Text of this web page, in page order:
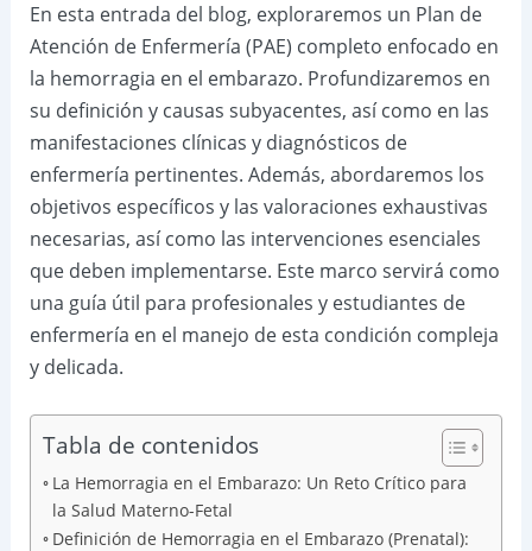
En esta entrada del blog, exploraremos un Plan de
Atención de Enfermería (PAE) completo enfocado en
la hemorragia en el embarazo. Profundizaremos en
su definición y causas subyacentes, así como en las
manifestaciones clínicas y diagnósticos de
enfermería pertinentes. Además, abordaremos los
objetivos específicos y las valoraciones exhaustivas
necesarias, así como las intervenciones esenciales
que deben implementarse. Este marco servirá como
una guía útil para profesionales y estudiantes de
enfermería en el manejo de esta condición compleja
y delicada.
Tabla de contenidos
La Hemorragia en el Embarazo: Un Reto Crítico para
la Salud Materno-Fetal
Definición de Hemorragia en el Embarazo (Prenatal):